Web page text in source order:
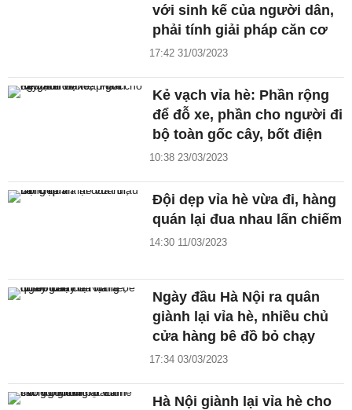
với sinh kế của người dân,
phải tính giải pháp căn cơ
17:42 31/03/2023
Kẻ vạch vỉa hè: Phần rộng
để đỗ xe, phần cho người đi
bộ toàn gốc cây, bốt điện
10:38 23/03/2023
Đội dẹp vỉa hè vừa đi, hàng
quán lại đua nhau lấn chiếm
14:30 11/03/2023
Ngày đầu Hà Nội ra quân
giành lại vỉa hè, nhiều chủ
cửa hàng bê đồ bỏ chạy
17:34 03/03/2023
Hà Nội giành lại vỉa hè cho